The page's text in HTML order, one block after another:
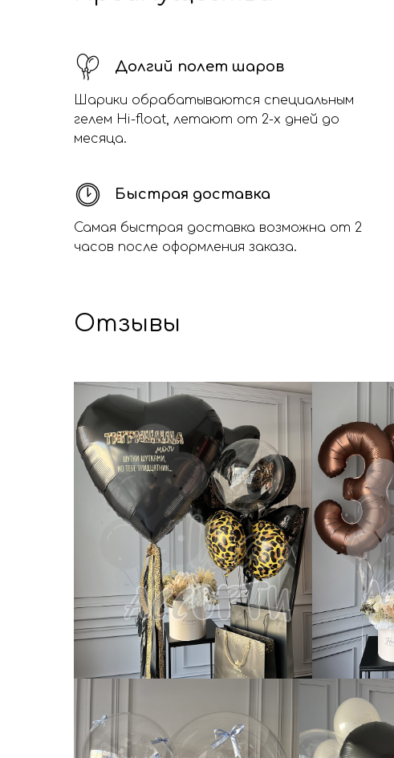
Долгий полет шаров
Шарики обрабатываются специальным
гелем Hi-float, летают от 2-х дней до
месяца.
Быстрая доставка
Самая быстрая доставка возможна от 2
часов после оформления заказа.
Отзывы